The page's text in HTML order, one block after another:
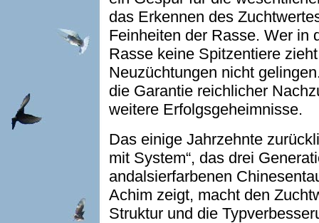
das Erkennen des
Feinheiten der Rasse. Wer in
Rasse keine Spitzentiere
Neuzüchtungen nicht
die Garantie reichlicher
weitere Erfolgsgeheimnisse.
Das einige Jahrzehnte
mit System“, das drei
andalsierfarbenen
Achim zeigt, macht den
Struktur und die